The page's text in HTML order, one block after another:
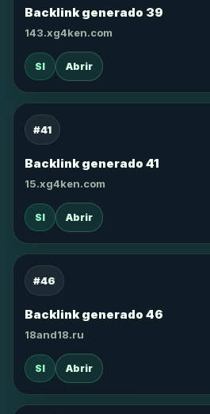
Backlink generado 39
143.xg4ken.com
SI Abrir
#41
Backlink generado 41
15.xg4ken.com
SI Abrir
#46
Backlink generado 46
18and18.ru
SI Abrir